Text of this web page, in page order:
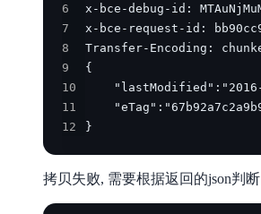
6
7
8
9
10
11
12
}
拷贝失败, 需要根据返回的json判断